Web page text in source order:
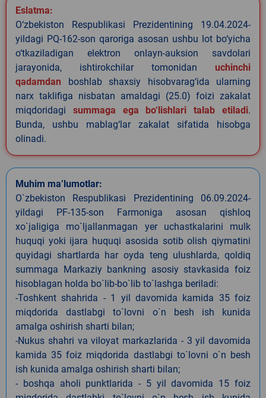
Eslatma:
O‘zbekiston Respublikasi Prezidentining 19.04.2024-
yildagi PQ-162-son qaroriga asosan ushbu lot bo‘yicha
o‘tkaziladigan elektron onlayn-auksion savdolari
jarayonida, ishtirokchilar tomonidan uchinchi
qadamdan boshlab shaxsiy hisobvarag‘ida ularning
narx taklifiga nisbatan amaldagi (25.0) foizi zakalat
miqdoridagi summaga ega bo‘lishlari talab etiladi.
Bunda, ushbu mablag‘lar zakalat sifatida hisobga
olinadi.
Muhim ma’lumotlar:
O`zbekiston Respublikasi Prezidentining 06.09.2024-
yildagi PF-135-son Farmoniga asosan qishloq
xo`jaligiga mo`ljallanmagan yer uchastkalarini mulk
huquqi yoki ijara huquqi asosida sotib olish qiymatini
quyidagi shartlarda har oyda teng ulushlarda, qoldiq
summaga Markaziy bankning asosiy stavkasida foiz
hisoblagan holda bo`lib-bo`lib to`lashga beriladi:
-Toshkent shahrida - 1 yil davomida kamida 35 foiz
miqdorida dastlabgi to`lovni o`n besh ish kunida
amalga oshirish sharti bilan;
-Nukus shahri va viloyat markazlarida - 3 yil davomida
kamida 35 foiz miqdorida dastlabgi to`lovni o`n besh
ish kunida amalga oshirish sharti bilan;
- boshqa aholi punktlarida - 5 yil davomida 15 foiz